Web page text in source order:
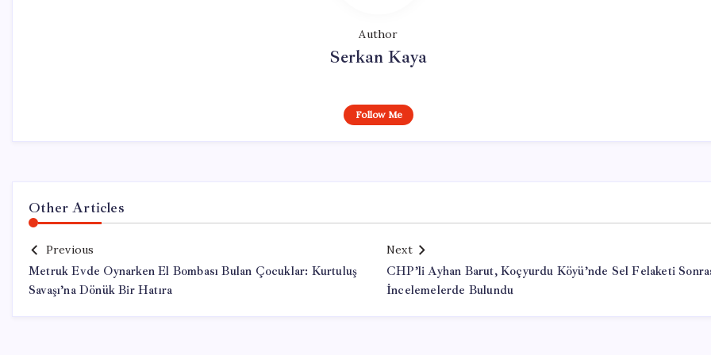
Author
Serkan Kaya
Follow Me
Other Articles
Previous
Metruk Evde Oynarken El Bombası Bulan Çocuklar: Kurtuluş
Savaşı’na Dönük Bir Hatıra
Next
CHP’li Ayhan Barut, Koçyurdu Köyü’nde Sel Felaketi
İncelemelerde Bulundu